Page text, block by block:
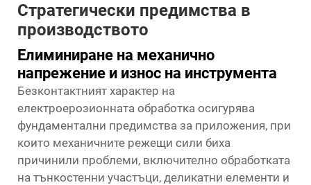
Стратегически предимства в
производството
Елиминиране на механично
напрежение и износ на инструмента
Безконтактният характер на
електроерозионната обработка осигурява
фундаментални предимства за приложения, при
които механичните режещи сили биха
причинили проблеми, включително обработката
на тънкостенни участъци, деликатни елементи и